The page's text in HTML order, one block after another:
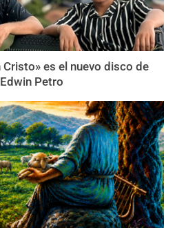
Cristo» es el nuevo disco de
Edwin Petro